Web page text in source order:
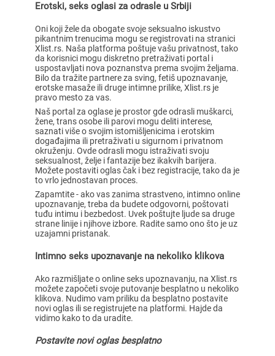
Erotski, seks oglasi za odrasle u Srbiji
Oni koji žele da obogate svoje seksualno iskustvo
pikantnim trenucima mogu se registrovati na stranici
Xlist.rs. Naša platforma poštuje vašu privatnost, tako
da korisnici mogu diskretno pretraživati portal i
uspostavljati nova poznanstva prema svojim željama.
Bilo da tražite partnere za sving, fetiš upoznavanje,
erotske masaže ili druge intimne prilike, Xlist.rs je
pravo mesto za vas.
Naš portal za oglase je prostor gde odrasli muškarci,
žene, trans osobe ili parovi mogu deliti interese,
saznati više o svojim istomišljenicima i erotskim
događajima ili pretraživati u sigurnom i privatnom
okruženju. Ovde odrasli mogu istraživati svoju
seksualnost, želje i fantazije bez ikakvih barijera.
Možete postaviti oglas čak i bez registracije, tako da je
to vrlo jednostavan proces.
Zapamtite - ako vas zanima strastveno, intimno online
upoznavanje, treba da budete odgovorni, poštovati
tuđu intimu i bezbedost. Uvek poštujte ljude sa druge
strane linije i njihove izbore. Radite samo ono što je uz
uzajamni pristanak.
Intimno seks upoznavanje na nekoliko klikova
Ako razmišljate o online seks upoznavanju, na Xlist.rs
možete započeti svoje putovanje besplatno u nekoliko
klikova. Nudimo vam priliku da besplatno postavite
novi oglas ili se registrujete na platformi. Hajde da
vidimo kako to da uradite.
Postavite novi oglas besplatno